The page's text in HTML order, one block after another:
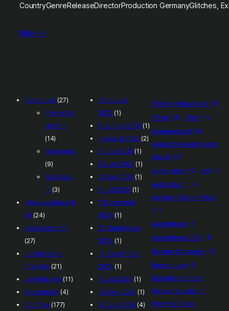
CountryGenreReleaseDirectorProduction GermanyGlitches,
Mehr →
Förderung (27)
Projektför
derung
(14)
Residency
(9)
Stipendiu
m (3)
Herausgebersch
aft(24)
Katalogbeitrag
(27)
Kuratorische
Projekte (21)
Lehrtätigkeit(11)
Monografie (4)
Portfolio (177)
17. August
2025 (1)
6. August 2025 (1)
1. August 2025 (2)
31. Juli 2025 (1)
23. Juli 2025 (1)
13. Juli 2025 (1)
9. Juli 2025 (1)
7. Dezember
2024 (1)
27. September
2024 (1)
17. September
2024 (1)
11. Juli 2024(1)
13. Juni 2024(1)
12. Juni 2024(4)
"Funky-Meta-Kunst" (1)
1.Preis (1) 90er (1)
AI-generated (3)
Animationen/Archivmat
erial/KI (3)
aphorismen (2) art (1)
Audioalbum (4)
Auflage-Halbe-Million
(1)
Ausstellung (3)
Ausstellung 2005 (1)
Banater Schwaben (1)
Bewerbung (2)
Bibliothek Georg–
Maurer in Leipzig–
Plagwitz In der